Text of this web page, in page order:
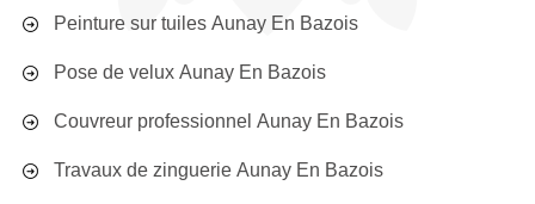
Peinture sur tuiles Aunay En Bazois
Pose de velux Aunay En Bazois
Couvreur professionnel Aunay En Bazois
Travaux de zinguerie Aunay En Bazois